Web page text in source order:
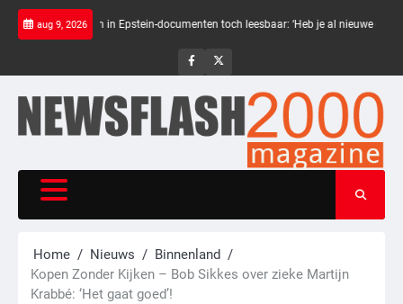
Skip
aug 9, 2026
balken in Epstein-documenten toch leesbaar: ‘Heb je al nieuwe ongepaste
NewsFlash
Home Nieuws
Binnenland
Kopen Zonder Kijken – Bob Sikkes over zieke Martijn
Krabbé: ‘Het gaat goed’!